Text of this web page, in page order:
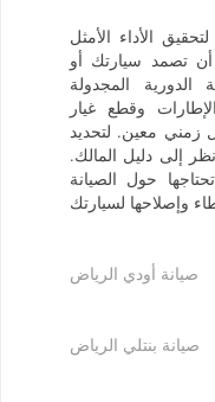
الأداء الأمثل
تصمد سيارتك أو
الدورية المجدولة
وقطع غيار
زمني معين. لتحديد
إلى دليل المالك.
حول الصيانة
صيانة أودي الرياض
صيانة بنتلي الرياض